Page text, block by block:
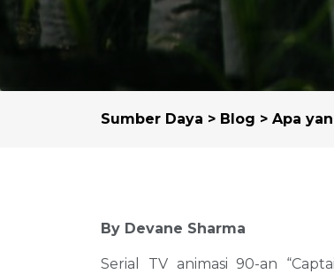
Sumber Daya > Blog > Apa
By Devane Sharma
Serial TV animasi 90-an